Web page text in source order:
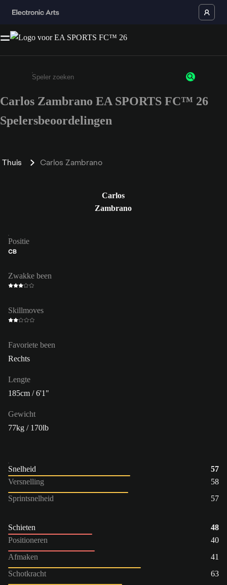
Enter a minimum of 3 characters or numbers
Carlos Zambrano EA SPORTS FC™ 26
Spelersbeoordelingen
Thuis Carlos Zambrano
Carlos
Zambrano
Positie
CB
Zwakke been
Skillmoves
Favoriete been
Rechts
Lengte
185cm / 6'1"
Gewicht
77kg / 170lb
Snelheid
57
Versnelling
58
Sprintsnelheid
57
Schieten
48
Positioneren
40
Afmaken
41
Schotkracht
63